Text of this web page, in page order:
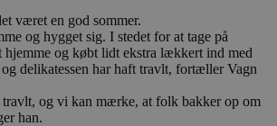
været en god sommer.
og hygget sig. I stedet for at tage på
hjemme og købt lidt ekstra lækkert ind med
delikatessen har haft travlt, fortæller Vagn
og vi kan mærke, at folk bakker op om
han.